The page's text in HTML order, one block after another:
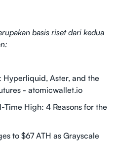
basis riset dari kedua
Hyperliquid, Aster, and the
- atomicwallet.io
Time High: 4 Reasons for the
to $67 ATH as Grayscale